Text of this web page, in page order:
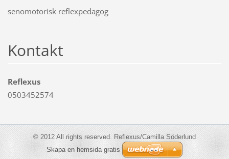
senomotorisk reflexpedagog
Kontakt
Reflexus
0503452574
© 2012 All rights reserved. Reflexus/Camilla Söderlund
Skapa en hemsida gratis